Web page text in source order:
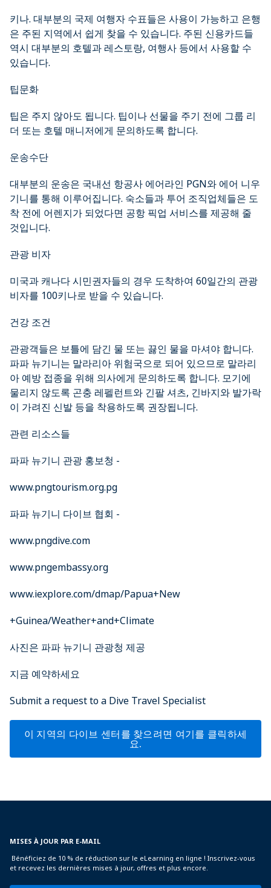
키나. 대부분의 국제 여행자 수표들은 사용이 가능하고 은행
은 주된 지역에서 쉽게 찾을 수 있습니다. 주된 신용카드들
역시 대부분의 호텔과 레스토랑, 여행사 등에서 사용할 수
있습니다.
팁문화
팁은 주지 않아도 됩니다. 팁이나 선물을 주기 전에 그룹 리
더 또는 호텔 매니저에게 문의하도록 합니다.
운송수단
대부분의 운송은 국내선 항공사 에어라인 PGN와 에어 니우
기니를 통해 이루어집니다. 숙소들과 투어 조직업체들은 도
착 전에 어렌지가 되었다면 공항 픽업 서비스를 제공해 줄
것입니다.
관광 비자
미국과 캐나다 시민권자들의 경우 도착하여 60일간의 관광
비자를 100키나로 받을 수 있습니다.
건강 조건
관광객들은 보틀에 담긴 물 또는 끓인 물을 마셔야 합니다.
파파 뉴기니는 말라리아 위험국으로 되어 있으므로 말라리
아 예방 접종을 위해 의사에게 문의하도록 합니다. 모기에
물리지 않도록 곤충 레펠런트와 긴팔 셔츠, 긴바지와 발가락
이 가려진 신발 등을 착용하도록 권장됩니다.
관련 리소스들
파파 뉴기니 관광 홍보청 -
www.pngtourism.org.pg
파파 뉴기니 다이브 협회 -
www.pngdive.com
www.pngembassy.org
www.iexplore.com/dmap/Papua+New
+Guinea/Weather+and+Climate
사진은 파파 뉴기니 관광청 제공
지금 예약하세요
Submit a request to a Dive Travel Specialist
이 지역의 다이브 센터를 찾으려면 여기를 클릭하세
요.
MISES À JOUR PAR E-MAIL
Bénéficiez de 10 % de réduction sur le eLearning en ligne ! Inscrivez-vous
et recevez les dernières mises à jour, offres et plus encore.